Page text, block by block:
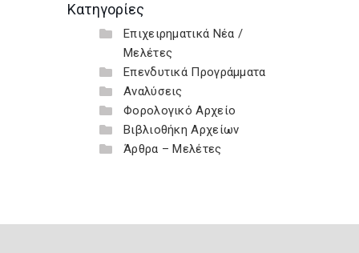
Κατηγορίες
Επιχειρηματικά Νέα /
Μελέτες
Επενδυτικά Προγράμματα
Αναλύσεις
Φορολογικό Αρχείο
Βιβλιοθήκη Αρχείων
Άρθρα – Μελέτες